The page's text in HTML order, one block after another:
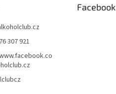
307 921
Facebook